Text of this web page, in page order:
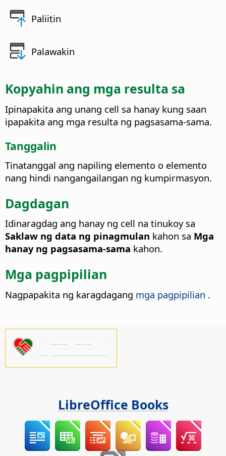
Paliitin
Palawakin
Kopyahin ang mga resulta sa
Ipinapakita ang unang cell sa hanay kung saan
ipapakita ang mga resulta ng pagsasama-sama.
Tanggalin
Tinatanggal ang napiling elemento o elemento
nang hindi nangangailangan ng kumpirmasyon.
Dagdagan
Idinaragdag ang hanay ng cell na tinukoy sa
Saklaw ng data ng pinagmulan kahon sa Mga
hanay ng pagsasama-sama kahon.
Mga pagpipilian
Nagpapakita ng karagdagang mga pagpipilian .
LibreOffice Books